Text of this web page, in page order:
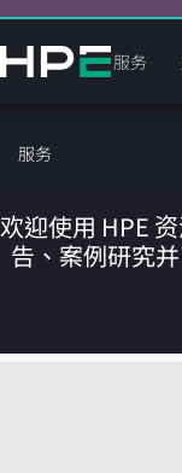
转
到
目
录
产品 服务
服务
您的
欢迎使用 HPE
告、案例研究